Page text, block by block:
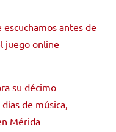
escuchamos antes de
juego online
su décimo
de música,
Mérida